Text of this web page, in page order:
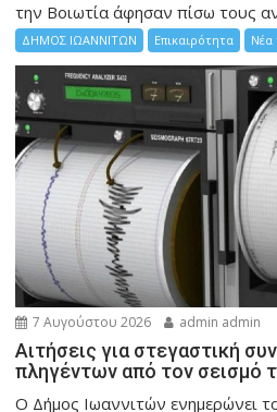
την Bοιωτία άφησαν πίσω τους
ΔΗΜΟΣ ΙΩΑΝΝΙΤΩΝ Επικαιρότητα
7 Αυγούστου 2026 admin admin
Αιτήσεις για στεγαστική
πληγέντων από τον σεισμό
Ο Δήμος Ιωαννιτών ενημερώνει